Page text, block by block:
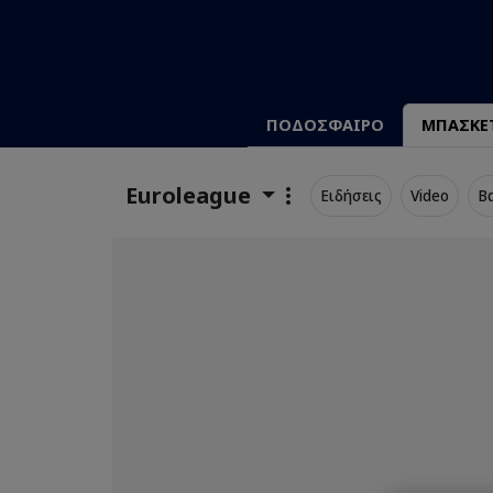
ΠΟΔΟΣΦΑΙΡΟ
Euroleague Ειδήσεις Video